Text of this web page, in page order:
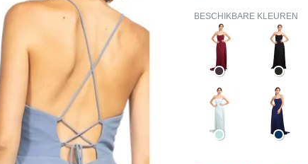
BESCHIKBARE KLEUREN